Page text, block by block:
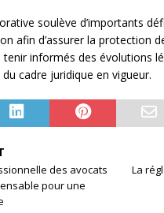
soulève d’importants
afin d’assurer la protection
informés des évolutions
cadre juridique en vigueur.
des avocats
pour une
La